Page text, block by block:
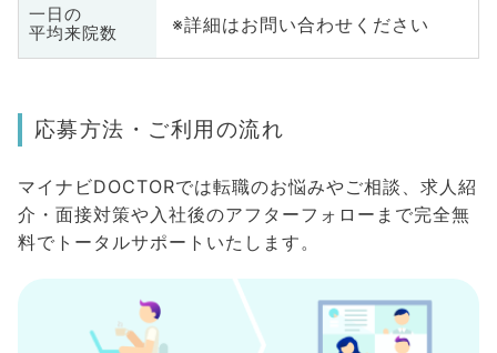
一日の
平均来院数
※詳細はお問い合わせください
応募方法・ご利用の流れ
マイナビDOCTORでは転職のお悩みやご相談、求人紹
介・面接対策や入社後のアフターフォローまで完全無
料でトータルサポートいたします。